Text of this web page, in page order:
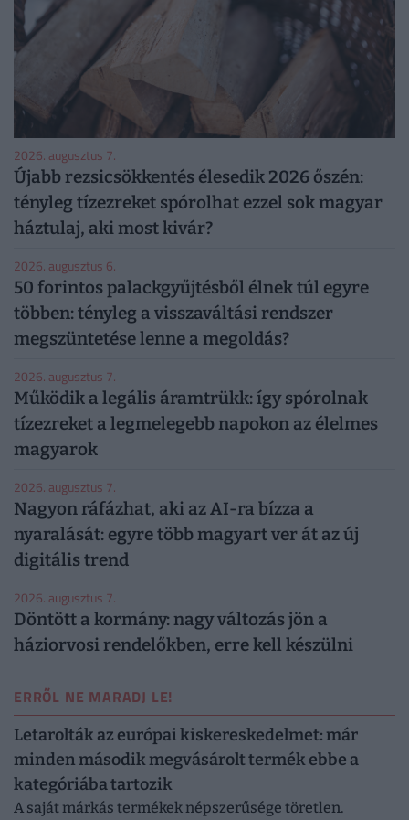
2026. augusztus 7.
Újabb rezsicsökkentés élesedik 2026 őszén:
tényleg tízezreket spórolhat ezzel sok magyar
háztulaj, aki most kivár?
2026. augusztus 6.
50 forintos palackgyűjtésből élnek túl egyre
többen: tényleg a visszaváltási rendszer
megszüntetése lenne a megoldás?
2026. augusztus 7.
Működik a legális áramtrükk: így spórolnak
tízezreket a legmelegebb napokon az élelmes
magyarok
2026. augusztus 7.
Nagyon ráfázhat, aki az AI-ra bízza a
nyaralását: egyre több magyart ver át az új
digitális trend
2026. augusztus 7.
Döntött a kormány: nagy változás jön a
háziorvosi rendelőkben, erre kell készülni
ERRŐL NE MARADJ LE!
Letarolták az európai kiskereskedelmet: már
minden második megvásárolt termék ebbe a
kategóriába tartozik
A saját márkás termékek népszerűsége töretlen.